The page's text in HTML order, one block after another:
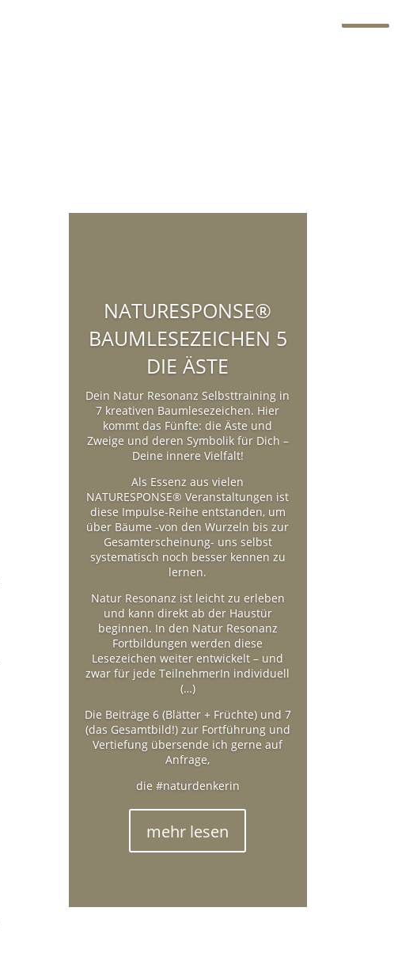
NATURESPONSE®
BAUMLESEZEICHEN 5
DIE ÄSTE
Dein Natur Resonanz Selbsttraining in
7 kreativen Baumlesezeichen. Hier
kommt das Fünfte: die Äste und
Zweige und deren Symbolik für Dich –
Deine innere Vielfalt!
Als Essenz aus vielen
NATURESPONSE® Veranstaltungen ist
diese Impulse-Reihe entstanden, um
über Bäume -von den Wurzeln bis zur
Gesamterscheinung- uns selbst
systematisch noch besser kennen zu
lernen.
Natur Resonanz ist leicht zu erleben
und kann direkt ab der Haustür
beginnen. In den Natur Resonanz
Fortbildungen werden diese
Lesezeichen weiter entwickelt – und
zwar für jede TeilnehmerIn individuell
(…)
Die Beiträge 6 (Blätter + Früchte) und 7
(das Gesamtbild!) zur Fortführung und
Vertiefung übersende ich gerne auf
Anfrage,
die #naturdenkerin
mehr lesen